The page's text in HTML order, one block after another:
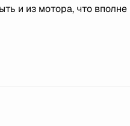
и из мотора, что вполне